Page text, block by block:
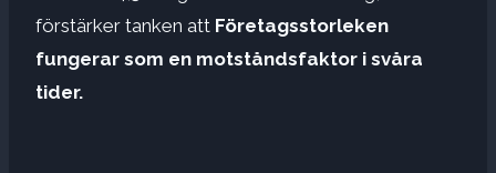
förstärker tanken att Företagsstorleken
fungerar som en motståndsfaktor i svåra
tider.